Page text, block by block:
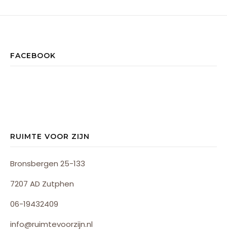
FACEBOOK
RUIMTE VOOR ZIJN
Bronsbergen 25-133
7207 AD Zutphen
06-19432409
info@ruimtevoorzijn.nl